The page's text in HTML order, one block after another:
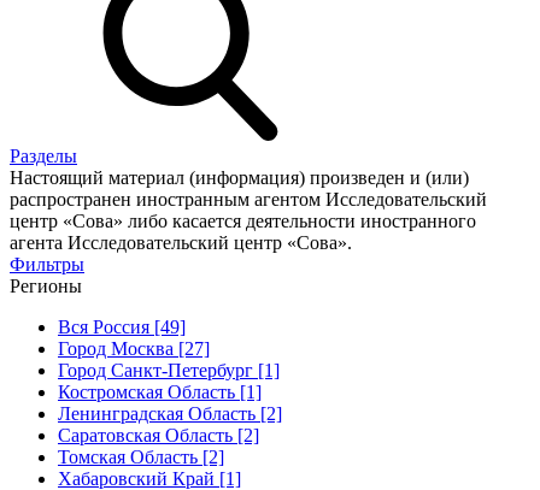
Разделы
Настоящий материал (информация) произведен и (или)
распространен иностранным агентом Исследовательский
центр «Сова» либо касается деятельности иностранного
агента Исследовательский центр «Сова».
Фильтры
Регионы
Вся Россия [49]
Город Москва [27]
Город Санкт-Петербург [1]
Костромская Область [1]
Ленинградская Область [2]
Саратовская Область [2]
Томская Область [2]
Хабаровский Край [1]